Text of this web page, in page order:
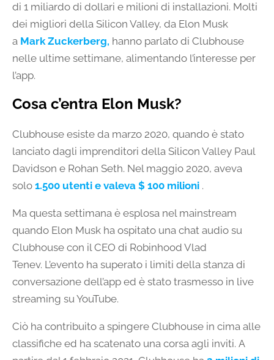
di 1 miliardo di dollari e milioni di installazioni. Molti
dei migliori della Silicon Valley, da Elon Musk
a Mark Zuckerberg, hanno parlato di Clubhouse
nelle ultime settimane, alimentando l’interesse per
l’app.
Cosa c’entra Elon Musk?
Clubhouse esiste da marzo 2020, quando è stato
lanciato dagli imprenditori della Silicon Valley Paul
Davidson e Rohan Seth. Nel maggio 2020, aveva
solo 1.500 utenti e valeva $ 100 milioni .
Ma questa settimana è esplosa nel mainstream
quando Elon Musk ha ospitato una chat audio su
Clubhouse con il CEO di Robinhood Vlad
Tenev. L’evento ha superato i limiti della stanza di
conversazione dell’app ed è stato trasmesso in live
streaming su YouTube.
Ciò ha contribuito a spingere Clubhouse in cima alle
classifiche ed ha scatenato una corsa agli inviti. A